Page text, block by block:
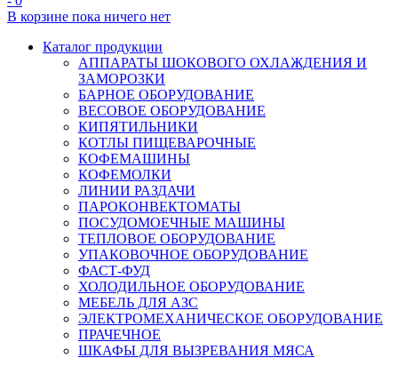
В корзине пока ничего нет
Каталог продукции
АППАРАТЫ ШОКОВОГО ОХЛАЖДЕНИЯ И
ЗАМОРОЗКИ
БАРНОЕ ОБОРУДОВАНИЕ
ВЕСОВОЕ ОБОРУДОВАНИЕ
КИПЯТИЛЬНИКИ
КОТЛЫ ПИЩЕВАРОЧНЫЕ
КОФЕМАШИНЫ
КОФЕМОЛКИ
ЛИНИИ РАЗДАЧИ
ПАРОКОНВЕКТОМАТЫ
ПОСУДОМОЕЧНЫЕ МАШИНЫ
ТЕПЛОВОЕ ОБОРУДОВАНИЕ
УПАКОВОЧНОЕ ОБОРУДОВАНИЕ
ФАСТ-ФУД
ХОЛОДИЛЬНОЕ ОБОРУДОВАНИЕ
МЕБЕЛЬ ДЛЯ АЗС
ЭЛЕКТРОМЕХАНИЧЕСКОЕ ОБОРУДОВАНИЕ
ПРАЧЕЧНОЕ
ШКАФЫ ДЛЯ ВЫЗРЕВАНИЯ МЯСА